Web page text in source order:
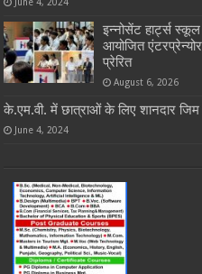
इन्नोसेंट हार्ट्स
आयोजित
प्रेरित
August 6, 2026
के.एम.वी. में छात्राओं के लिए शानदार
June 4, 2024